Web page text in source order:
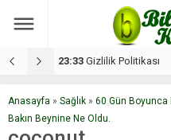
17:08 Dilan, düğününe 5
Anasayfa » Sağlık » 60 Gün Boyunca
Bakın Beynine Ne Oldu.